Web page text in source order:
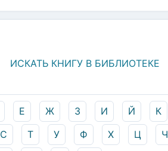
ИСКАТЬ КНИГУ В БИБЛИОТЕКЕ
Е Ж З И Й К
С Т У Ф Х Ц Ч